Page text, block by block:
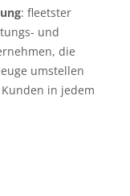
: fleetster
und
die
umstellen
in jedem